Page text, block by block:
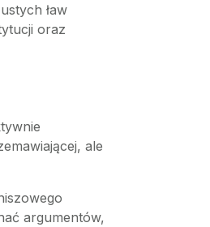
ław
oraz
ale
argumentów,